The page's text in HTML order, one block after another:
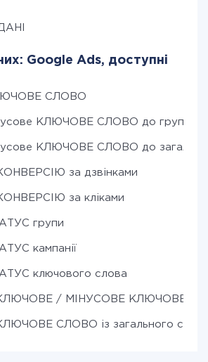
Google Ads, доступні
СЛОВО
КЛЮЧОВЕ СЛОВО до групи
КЛЮЧОВЕ СЛОВО до
за дзвінками
за кліками
групи
кампанії
ключового слова
КЛЮЧОВЕ / МІНУСОВЕ КЛЮЧОВЕ
СЛОВО із загального